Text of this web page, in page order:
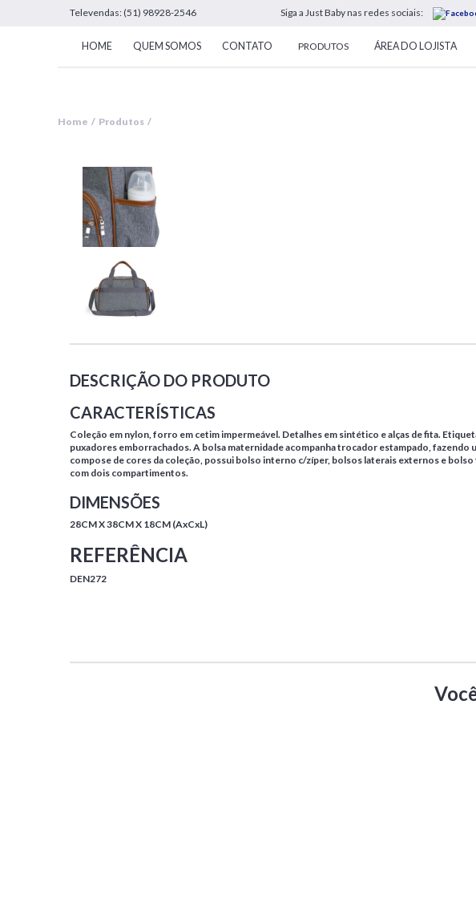
Televendas: (51) 98928-2546 Siga a Just Baby nas redes sociais:
HOME QUEM SOMOS CONTATO PRODUTOS ÁREA DO LOJISTA
Home / Produtos /
DESCRIÇÃO DO PRODUTO
CARACTERÍSTICAS
Coleção em nylon, forro em cetim impermeável. Detalhes em sintético e alças de fita.
puxadores emborrachados. A bolsa maternidade acompanha trocador estampado, fazendo
compose de cores da coleção, possui bolso interno c/zíper, bolsos laterais externos e
com dois compartimentos.
DIMENSÕES
28CM X 38CM X 18CM (AxCxL)
REFERÊNCIA
DEN272